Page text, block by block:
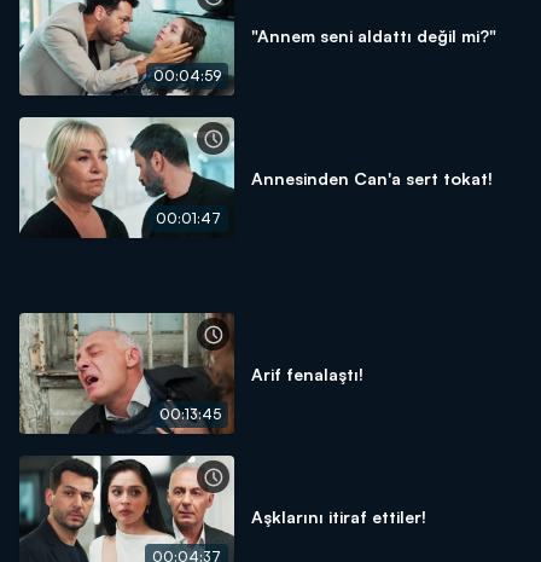
00:04:59
"Annem seni aldattı değil mi?"
00:01:47
Annesinden Can'a sert tokat!
00:13:45
Arif fenalaştı!
00:04:37
Aşklarını itiraf ettiler!